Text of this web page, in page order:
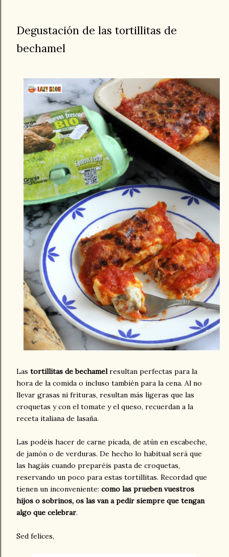
Degustación de las tortillitas de
bechamel
Las tortillitas de bechamelresultan perfectas para la
hora de la comida o incluso también para la cena. Al no
llevar grasas ni frituras, resultan más ligeras que las
croquetas y con el tomate y el queso, recuerdan a la
receta italiana de lasaña.
Las podéis hacer de carne picada, de atún en escabeche,
de jamón o de verduras. De hecho lo habitual será que
las hagáis cuando preparéis pasta de croquetas,
reservando un poco para estas tortillitas. Recordad que
tienen un inconveniente: como las prueben vuestros
hijos o sobrinos, os las van a pedir siempre que tengan
algo que celebrar.
Sed felices,